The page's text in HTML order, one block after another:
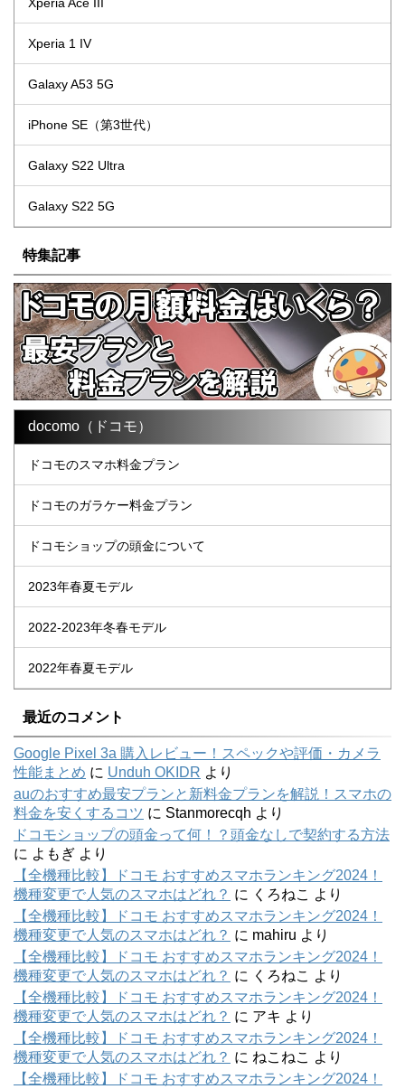
Xperia 1 IV
Galaxy A53 5G
iPhone SE（第3世代）
Galaxy S22 Ultra
Galaxy S22 5G
特集記事
docomo（ドコモ）
ドコモのスマホ料金プラン
ドコモのガラケー料金プラン
ドコモショップの頭金について
2023年春夏モデル
2022-2023年冬春モデル
2022年春夏モデル
最近のコメント
Google Pixel 3a 購入レビュー！スペックや評価・カメラ
性能まとめ に Unduh OKIDR より
auのおすすめ最安プランと新料金プランを解説！スマホの
料金を安くするコツ に Stanmorecqh より
ドコモショップの頭金って何！？頭金なしで契約する方法
に よもぎ より
【全機種比較】ドコモ おすすめスマホランキング2024！
機種変更で人気のスマホはどれ？ に くろねこ より
【全機種比較】ドコモ おすすめスマホランキング2024！
機種変更で人気のスマホはどれ？ に mahiru より
【全機種比較】ドコモ おすすめスマホランキング2024！
機種変更で人気のスマホはどれ？ に くろねこ より
【全機種比較】ドコモ おすすめスマホランキング2024！
機種変更で人気のスマホはどれ？ に アキ より
【全機種比較】ドコモ おすすめスマホランキング2024！
機種変更で人気のスマホはどれ？ に ねこねこ より
【全機種比較】ドコモ おすすめスマホランキング2024！